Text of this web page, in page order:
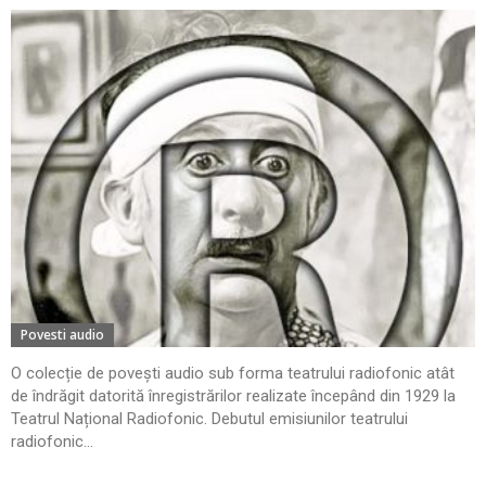
Povesti audio
O colecție de povești audio sub forma teatrului radiofonic atât
de îndrăgit datorită înregistrărilor realizate începând din 1929 la
Teatrul Național Radiofonic. Debutul emisiunilor teatrului
radiofonic...